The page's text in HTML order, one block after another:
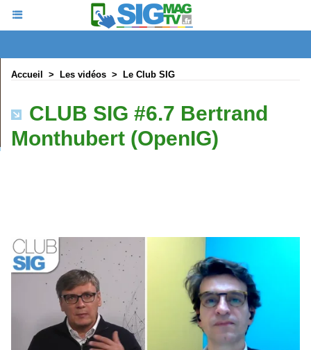
Accueil > Les vidéos > Le Club SIG
CLUB SIG #6.7 Bertrand
Monthubert (OpenIG)